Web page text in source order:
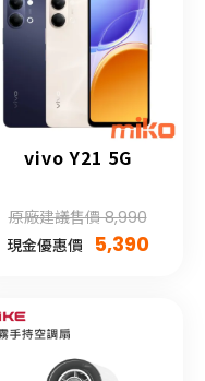
vivo Y21 5G
原廠建議售價 8,990
現金優惠價
5,390